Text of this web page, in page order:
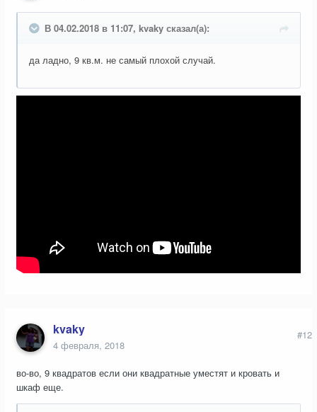
В 04.02.2018 в 11:07, kvaky сказал(а):
да ладно, 9 кв.м. не самый плохой случай.
kvaky
4 февраля, 2018
#12
во-во, 9 квадратов если они квадратные уместят и кровать и
шкаф еще.